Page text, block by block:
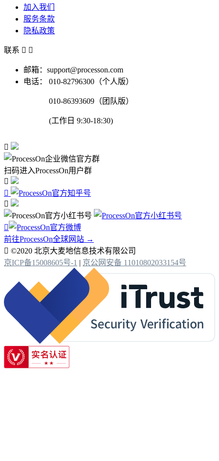
加入我们
服务条款
隐私政策
联系  
邮箱：support@processon.com
电话：
010-82796300（个人版）
010-86393609（团队版）
(工作日 9:30-18:30)

扫码进入ProcessOn用户群




前往ProcessOn全球网站 →
 ©2020 北京大麦地信息技术有限公司
京ICP备15008605号-1 | 京公网安备 11010802033154号